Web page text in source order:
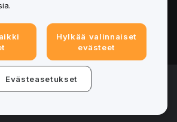
All rights reserved.
Hylkää valinnaiset
evästeet
Evästeasetukset